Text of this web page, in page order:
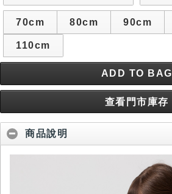
70cm 80cm 90cm
110cm
ADD TO BAG
查看門市庫存
商品說明